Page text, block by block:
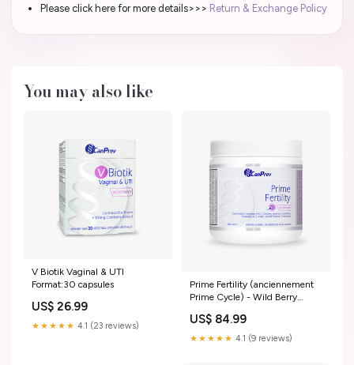
Please click here for more details>>> Return & Exchange Policy
You may also like
V Biotik Vaginal & UTI
Format:30 capsules
US$ 26.99
★★★★★ 4.1 (23 reviews)
Prime Fertility (anciennement
Prime Cycle) - Wild Berry
US$ 84.99
★★★★★ 4.1 (9 reviews)